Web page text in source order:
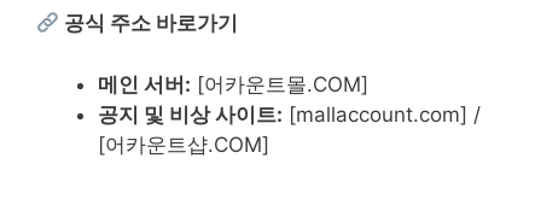
공식 주소 바로가기
메인 서버: [어카운트몰.COM]
공지 및 비상 사이트: [mallaccount.com] /
[어카운트샵.COM]